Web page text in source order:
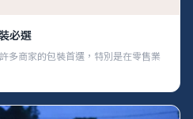
必選
多商家的包裝首選，特別是在零售業